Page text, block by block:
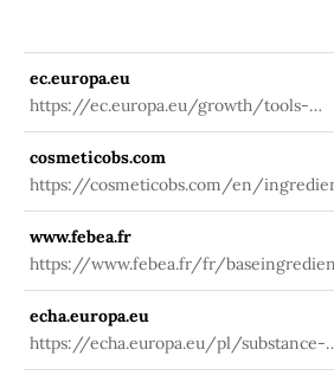
ec.europa.eu
https://ec.europa.eu/growth/tools-
databases/cosing/index.cfm?
fuseaction=search.details_v2&id=74752
cosmeticobs.com
https://cosmeticobs.com/en/
326
www.febea.fr
https://www.febea.fr/fr/
echa.europa.eu
https://echa.europa.eu/pl/substance-
information/-/substanceinfo/